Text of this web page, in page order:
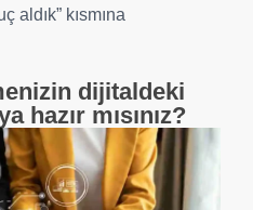
aldık” kısmına
dijitaldeki
hazır mısınız?